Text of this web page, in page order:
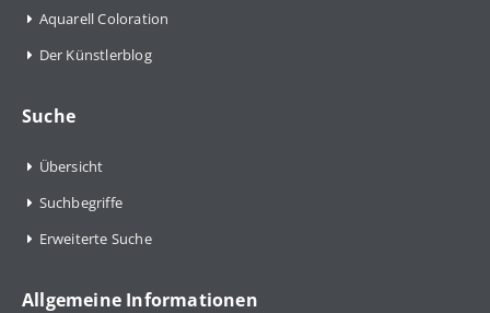
Aquarell Coloration
Der Künstlerblog
Suche
Übersicht
Suchbegriffe
Erweiterte Suche
Allgemeine Informationen